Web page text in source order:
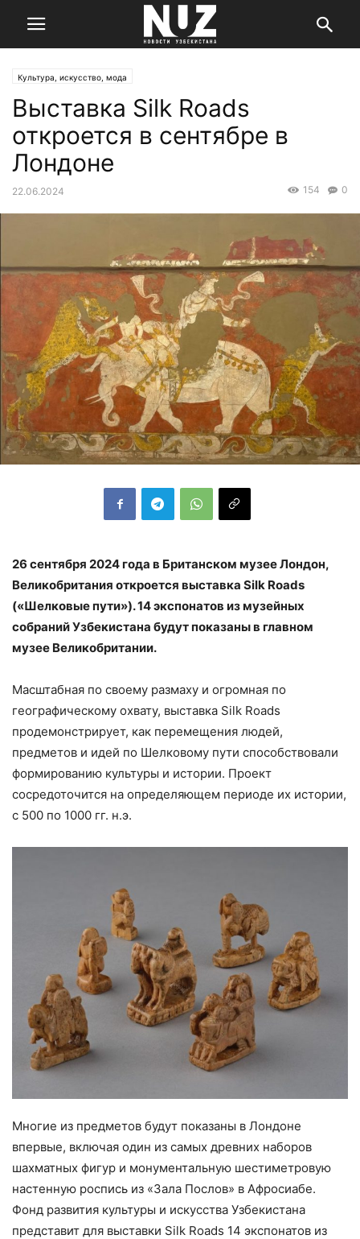
Культура, искусство, мода
Выставка Silk Roads
откроется в сентябре в
Лондоне
22.06.2024 0
154
26 сентября 2024 года в Британском музее Лондон,
Великобритания откроется выставка Silk Roads
(«Шелковые пути»). 14 экспонатов из музейных
собраний Узбекистана будут показаны в главном
музее Великобритании.
Масштабная по своему размаху и огромная по
географическому охвату, выставка Silk Roads
продемонстрирует, как перемещения людей,
предметов и идей по Шелковому пути способствовали
формированию культуры и истории. Проект
сосредоточится на определяющем периоде их истории,
с 500 по 1000 гг. н.э.
Многие из предметов будут показаны в Лондоне
впервые, включая один из самых древних наборов
шахматных фигур и монументальную шестиметровую
настенную роспись из «Зала Послов» в Афросиабе.
Фонд развития культуры и искусства Узбекистана
представит для выставки Silk Roads 14 экспонатов из